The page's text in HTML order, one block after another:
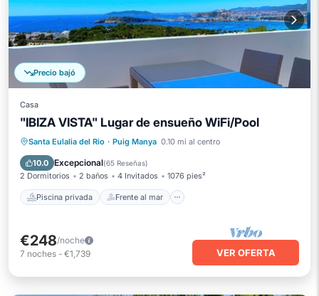
Precio bajó
Casa
"IBIZA VISTA" Lugar de ensueño WiFi/Pool
Santa Eulalia del Rio · Puig Manya 0.10 mi al centro
10.0 Excepcional(65 Reseñas)
2 Dormitorios 2 baños 4 Invitados 1076 pies²
Piscina privada Frente al mar
Piscina privada
Frente al mar
Aparcamiento
€248/noche
7 noches - €1,739 VER OFERTA